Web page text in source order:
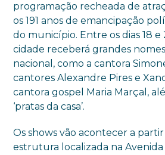
programação recheada de
os 191 anos de emancipação
do município. Entre os dias 18 e
cidade receberá grandes
nacional, como a cantora
cantores Alexandre Pires e
cantora gospel Maria Marçal,
‘pratas da casa’.
Os shows vão acontecer a
estrutura localizada na Avenida